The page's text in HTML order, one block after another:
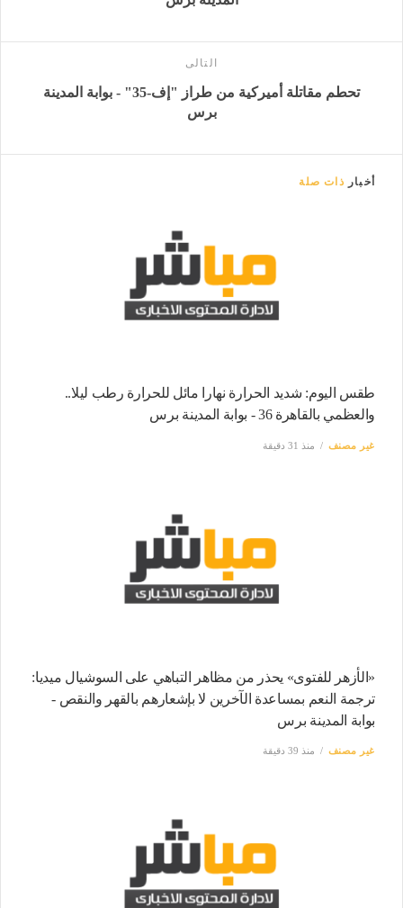
التالى
تحطم مقاتلة أميركية من طراز "إف-35" - بوابة المدينة
برس
أخبار ذات صلة
طقس اليوم: شديد الحرارة نهارا مائل للحرارة رطب ليلا..
والعظمي بالقاهرة 36 - بوابة المدينة برس
غير مصنف منذ 31 دقيقة
«الأزهر للفتوى» يحذر من مظاهر التباهي على السوشيال ميديا:
ترجمة النعم بمساعدة الآخرين لا بإشعارهم بالقهر والنقص -
بوابة المدينة برس
غير مصنف منذ 39 دقيقة